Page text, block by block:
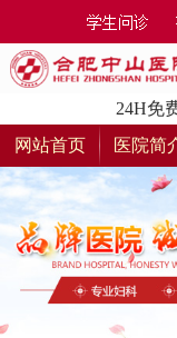
24H免
网站首页
医院简